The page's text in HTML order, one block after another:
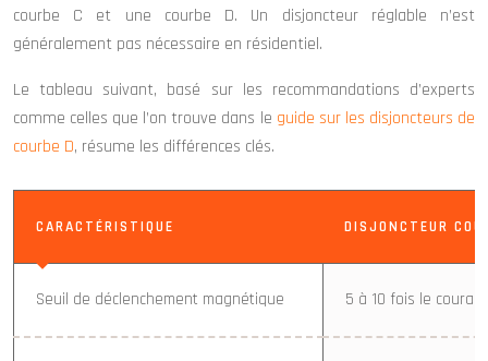
courbe C et une courbe D. Un disjoncteur réglable n’est
généralement pas nécessaire en résidentiel.
Le tableau suivant, basé sur les recommandations d’experts
comme celles que l’on trouve dans le guide sur les disjoncteurs de
courbe D, résume les différences clés.
CARACTÉRISTIQUE DISJONCTEUR
Seuil de déclenchement magnétique 5 à 10 fois le